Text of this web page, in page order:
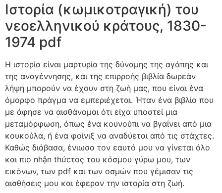
Ιστορία (κωμικοτραγική) του
νεοελληνικού κράτους, 1830-
1974 pdf
Η ιστορία είναι μαρτυρία της δύναμης της αγάπης και
της αναγέννησης, και της επιρροής βιβλία δωρεάν
λήψη μπορούν να έχουν στη ζωή μας, που είναι ένα
όμορφο πράγμα να εμπεριέχεται. Ήταν ένα βιβλίο που
με άφησε να αισθάνομαι ότι είχα υποστεί μια
μεταμόρφωση, όπως ένα κουνούπι να βγαίνει από μια
κουκούλα, ή ένα φοίνιξ να αναδύεται από τις στάχτες.
Καθώς διάβασα, ένιωσα τον εαυτό μου να γίνεται όλο
και πιο nhận thứcτος του κόσμου γύρω μου, των
εικόνων, των pdf και των οσμών που γέμισαν τις
αισθήσεις μου και έφεραν την ιστορία στη ζωή.